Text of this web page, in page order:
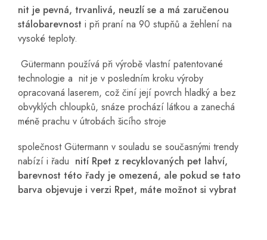
nit je pevná, trvanlivá, neuzlí se a má zaručenou
stálobarevnost i při praní na 90 stupňů a žehlení na
vysoké teploty.
Gütermann používá při výrobě vlastní patentované
technologie a nit je v posledním kroku výroby
opracovaná laserem, což činí její povrch hladký a bez
obvyklých chloupků, snáze prochází látkou a zanechá
méně prachu v útrobách šicího stroje
společnost Gütermann v souladu se současnými trendy
nabízí i řadu nití Rpet z recyklovaných pet lahví,
barevnost této řady je omezená, ale pokud se tato
barva objevuje i verzi Rpet, máte možnot si vybrat